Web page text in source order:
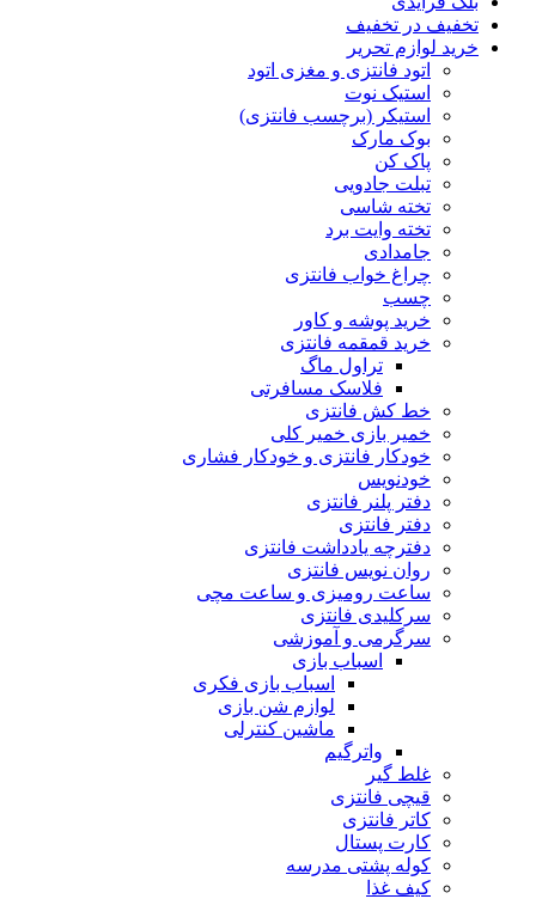
در تخفیف
تحریر
اتود فانتزی و مغزی اتود
استیک نوت
استیکر (برچسب فانتزی)
بوک مارک
تبلت جادویی
تخته شاسی
تخته وایت برد
چراغ خواب فانتزی
خرید پوشه و کاور
خرید قمقمه فانتزی
تراول ماگ
فلاسک مسافرتی
خط کش فانتزی
خمیر بازی خمیر کلی
خودکار فانتزی و خودکار فشاری
دفتر پلنر فانتزی
دفتر فانتزی
دفترچه یادداشت فانتزی
روان نویس فانتزی
ساعت رومیزی و ساعت مچی
سرکلیدی فانتزی
سرگرمی و آموزشی
اسباب بازی
اسباب بازی فکری
لوازم شن بازی
ماشین کنترلی
قیچی فانتزی
کاتر فانتزی
کارت پستال
کوله پشتی مدرسه